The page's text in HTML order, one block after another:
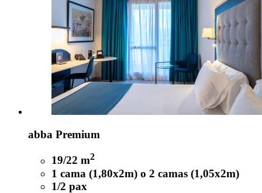
abba Premium
19/22 m2
1 cama (1,80x2m) o 2 camas (1,05x2m)
1/2 pax